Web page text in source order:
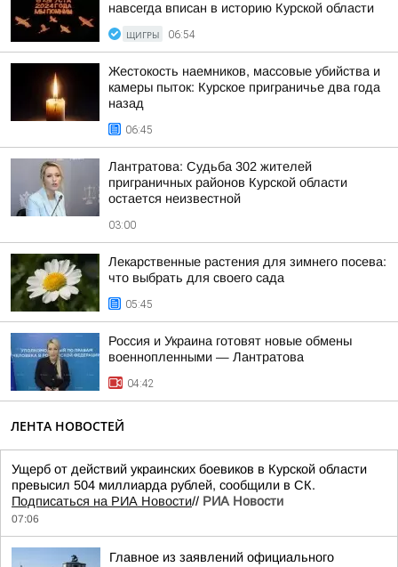
навсегда вписан в историю Курской области
ЩИГРЫ 06:54
Жестокость наемников, массовые убийства и
камеры пыток: Курское приграничье два года
назад
06:45
Лантратова: Судьба 302 жителей
приграничных районов Курской области
остается неизвестной
03:00
Лекарственные растения для зимнего посева:
что выбрать для своего сада
05:45
Россия и Украина готовят новые обмены
военнопленными — Лантратова
04:42
ЛЕНТА НОВОСТЕЙ
Ущерб от действий украинских боевиков в Курской области
превысил 504 миллиарда рублей, сообщили в СК.
Подписаться на РИА Новости// РИА Новости
07:06
Главное из заявлений официального